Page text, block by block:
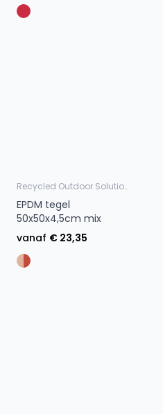
Recycled Outdoor Solutions
EPDM tegel
50x50x4,5cm mix
vanaf € 23,35